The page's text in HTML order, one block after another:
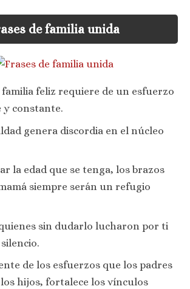
de familia unida
feliz requiere de un esfuerzo
y constante.
genera discordia en el núcleo
la edad que se tenga, los brazos
siempre serán un refugio
sin dudarlo lucharon por ti
de los esfuerzos que los padres
hijos, fortalece los vínculos